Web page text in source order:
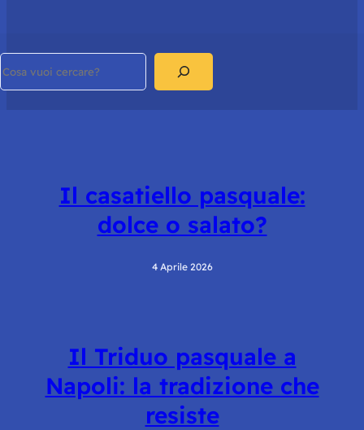
Il casatiello pasquale:
dolce o salato?
4 Aprile 2026
Il Triduo pasquale a
Napoli: la tradizione che
resiste